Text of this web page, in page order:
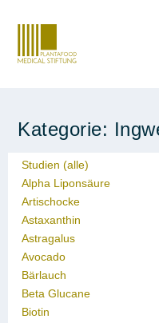
Kategorie:
Studien (alle)
Alpha Liponsäure
Artischocke
Astaxanthin
Astragalus
Avocado
Bärlauch
Beta Glucane
Biotin